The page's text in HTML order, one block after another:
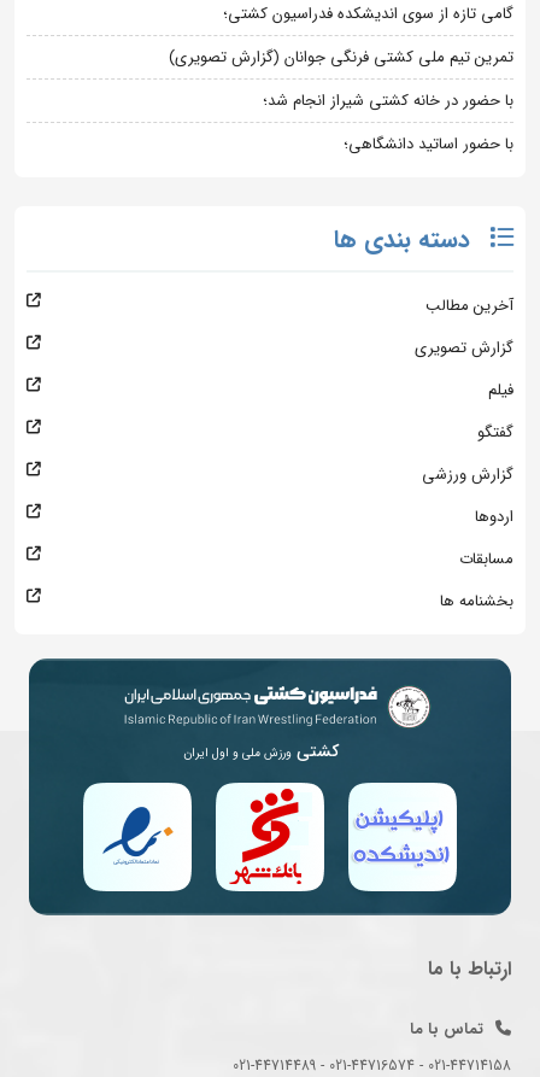
گامی تازه از سوی اندیشکده فدراسیون کشتی؛
تمرین تیم ملی کشتی فرنگی جوانان (گزارش تصویری)
با حضور در خانه کشتی شیراز انجام شد؛
با حضور اساتید دانشگاهی؛
دسته بندی ها
آخرین مطالب
گزارش تصویری
فیلم
گفتگو
گزارش ورزشی
اردوها
مسابقات
بخشنامه ها
کشتی ورزش ملی و اول ایران
ارتباط با ما
تماس با ما
021-44714158 - 021-44716574 - 021-44714489